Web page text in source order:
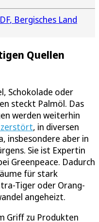
Bergisches Land
Quellen
Schokolade oder
steckt Palmöl. Das
werden weiterhin
zerstört, in diversen
insbesondere aber in
Sie ist Expertin
Greenpeace. Dadurch
für stark
Tiger oder Orang-
angeheizt.
Griff zu Produkten